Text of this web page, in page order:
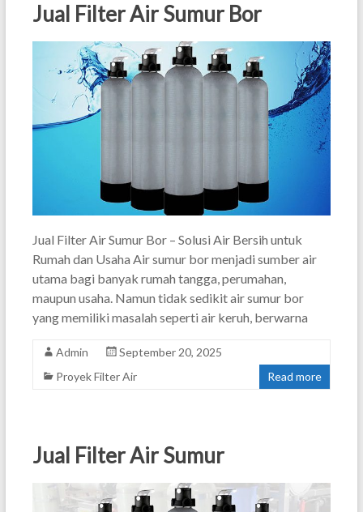
Jual Filter Air Sumur Bor
Jual Filter Air Sumur Bor – Solusi Air Bersih untuk
Rumah dan Usaha Air sumur bor menjadi sumber air
utama bagi banyak rumah tangga, perumahan,
maupun usaha. Namun tidak sedikit air sumur bor
yang memiliki masalah seperti air keruh, berwarna
Admin
September 20, 2025
Proyek Filter Air
Read more
Jual Filter Air Sumur